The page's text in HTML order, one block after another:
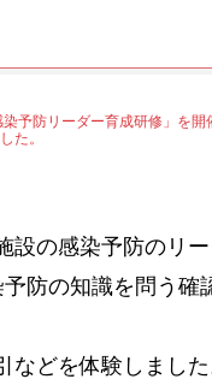
予防リーダー育成研修」を開
た。
の感染予防のリ
防の知識を問う確
どを体験しまし